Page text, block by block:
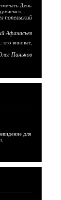
День
попельский
Афанасьев
кто виноват,
Паньков
для